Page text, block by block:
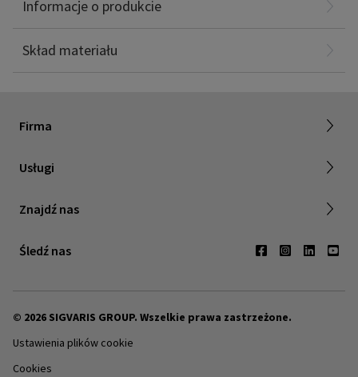
Informacje o produkcie
Skład materiału
Elastanu: 6%
Firma
Praca z nami
Usługi
Relacje inwestorskie
Znajdź nas
Kontakt
Śledź nas
© 2026 SIGVARIS GROUP. Wszelkie prawa zastrzeżone.
Ustawienia plików cookie
Cookies